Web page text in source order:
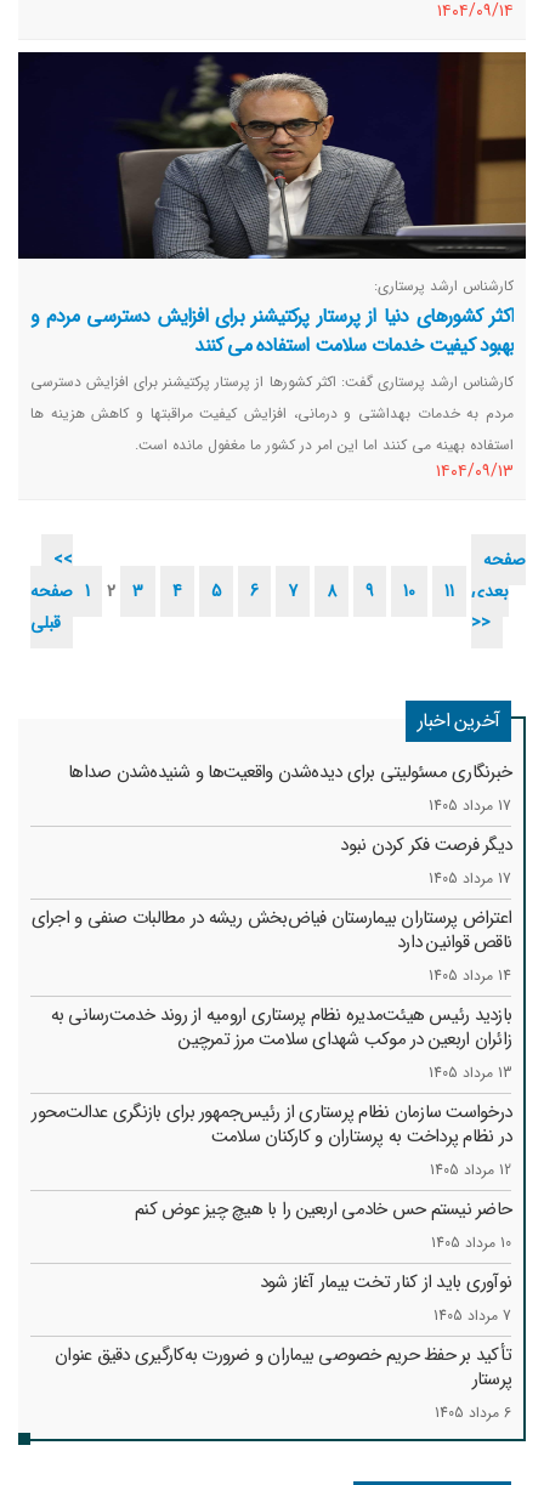
نقش‌آفرینی کنن و پل ارتباطی رشته‌های مختلف توانبخشی باشند.
١٤٠٤/٠٩/١٤
کارشناس ارشد پرستاری:
اکثر کشورهای دنیا از پرستار پرکتیشنر برای افزایش دسترسی مردم و
بهبود کیفیت خدمات سلامت استفاده می کنند
کارشناس ارشد پرستاری گفت: اکثر کشورها از پرستار پرکتیشنر برای افزایش دسترسی
مردم به خدمات بهداشتی و درمانی، افزایش کیفیت مراقبتها و کاهش هزینه ها
استفاده بهینه می کنند اما این امر در کشور ما مغفول مانده است.
١٤٠٤/٠٩/١٣
<<
صفحه
قبلی
1 2 3 4 5 6 7 8 9 10 11
صفحه
بعدی
>>
آخرین اخبار
خبرنگاری مسئولیتی برای دیده‌شدن واقعیت‌ها و شنیده‌شدن صداها
17 مرداد 1405
دیگر فرصت فکر کردن نبود
17 مرداد 1405
اعتراض پرستاران بیمارستان فیاض‌بخش ریشه در مطالبات صنفی و اجرای
ناقص قوانین دارد
14 مرداد 1405
بازدید رئیس هیئت‌مدیره نظام پرستاری ارومیه از روند خدمت‌رسانی به
زائران اربعین در موکب شهدای سلامت مرز تمرچین
13 مرداد 1405
درخواست سازمان نظام پرستاری از رئیس‌جمهور برای بازنگری عدالت‌محور
در نظام پرداخت به پرستاران و کارکنان سلامت
12 مرداد 1405
حاضر نیستم حس خادمی اربعین را با هیچ چیز عوض کنم
10 مرداد 1405
نوآوری باید از کنار تخت بیمار آغاز شود
7 مرداد 1405
تأکید بر حفظ حریم خصوصی بیماران و ضرورت به‌کارگیری دقیق عنوان
پرستار
6 مرداد 1405